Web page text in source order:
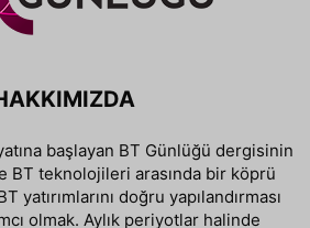
başlayan BT Günlüğü dergisinin
BT teknolojileri arasında bir köprü
yatırımlarını doğru yapılandırması
olmak. Aylık periyotlar halinde